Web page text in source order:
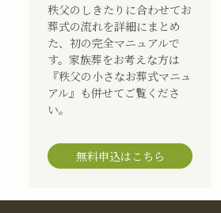
秩父のしきたりに合わせてお
葬式の流れを詳細にまとめ
た、初の完全マニュアルで
す。家族葬をお考えな方は
『秩父の小さなお葬式マニュ
アル』も併せてご覧くださ
い。
無料申込はこちら